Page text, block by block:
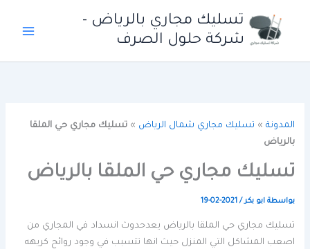
المحتوى
تسليك مجاري بالرياض -
شركة حلول الصرف
المدونة » تسليك مجاري شمال الرياض »تسليك مجاري حي الملقا
بالرياض
تسليك مجاري حي الملقا بالرياض
بواسطة ابو بكر/
2021-02-19
تسليك مجاري حي الملقا بالرياض يعدحدوث انسداد في المجاري من
اصعب المشاكل التي المنزل حيث انها تتسبب في وجود روائح كريهه